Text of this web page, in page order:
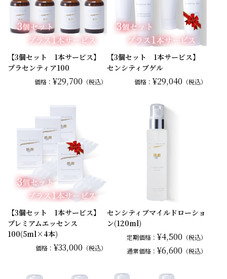
【3個セット 1本サービス】
プラセンティア100
価格：¥29,700 （税込）
【3個セット 1本サービス】
センシティブゲル
価格： ¥29,040 （税込）
【3個セット 1本サービス】
プレミアムエッセンス
100(5ml×4本)
価格：¥33,000 （税込）
センシティブマイルドローショ
ン(120ml)
定期価格： ¥4,500 （税込）
通常価格： ¥6,600 （税込）